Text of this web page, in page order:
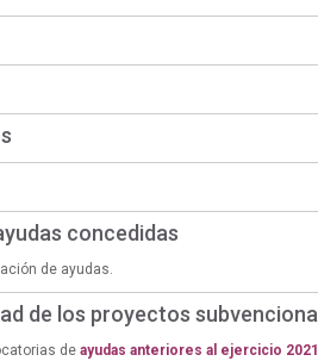
concedidas
de ayudas.
de los proyectos
de ayudas anteriores al ejercicio 2021